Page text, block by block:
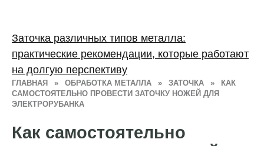
ГЛАВНАЯ » ОБРАБОТКА МЕТАЛЛА » ЗАТОЧКА »
КАК
САМОСТОЯТЕЛЬНО ПРОВЕСТИ ЗАТОЧКУ НОЖЕЙ ДЛЯ
ЭЛЕКТРОРУБАНКА
Как самостоятельно
Заточка различных типов металла:
практические рекомендации, которые работают
на долгую перспективу